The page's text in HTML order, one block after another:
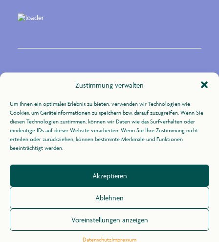
Zustimmung verwalten
Um Ihnen ein optimales Erlebnis zu bieten, verwenden wir Technologien wie
Cookies, um Geräteinformationen zu speichern bzw. darauf zuzugreifen. Wenn Sie
diesen Technologien zustimmen, können wir Daten wie das Surfverhalten oder
eindeutige IDs auf dieser Website verarbeiten. Wenn Sie Ihre Zustimmung nicht
erteilen oder zurückziehen, können bestimmte Merkmale und Funktionen
beeinträchtigt werden.
Akzeptieren
Ablehnen
Voreinstellungen anzeigen
DatenschutzImpressum
Zur Uhlandshöhe 10
70188 Stuttgart
+49 (0)711 / 164 31 -21